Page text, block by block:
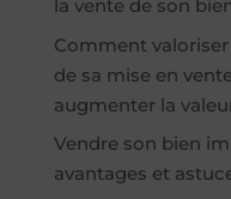
la vente de son
Comment
de sa mise en
augmenter la
Vendre son bien
avantages et